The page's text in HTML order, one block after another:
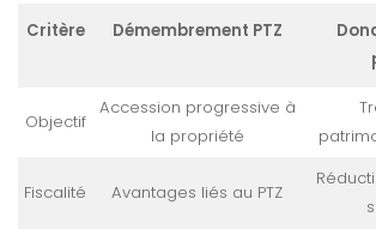
Critère Démembrement PTZ
Objectif
Accession progressive à
la propriété
Fiscalité Avantages liés au PTZ